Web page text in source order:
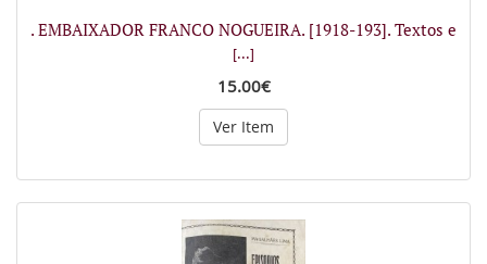
. EMBAIXADOR FRANCO NOGUEIRA. [1918-193]. Textos e
[...]
15.00€
Ver Item